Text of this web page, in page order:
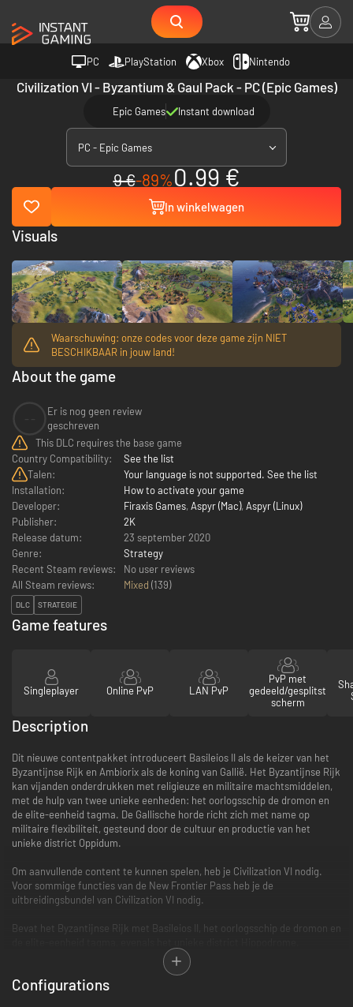
PC PlayStation Xbox Nintendo
Civilization VI - Byzantium & Gaul Pack - PC (Epic Games)
Epic Games Instant download
PC - Epic Games
9 €-89%0.99 €
In winkelwagen
Waarschuwing: onze codes voor deze game zijn NIET
BESCHIKBAAR in jouw land!
About the game
Er is nog geen review
geschreven
This DLC requires the base game
Country Compatibility:
See the list
Talen:
Your language is not supported. See the list
Installation:
How to activate your game
Developer:
Firaxis Games, Aspyr (Mac), Aspyr (Linux)
Publisher:
2K
Release datum:
23 september 2020
Genre:
Strategy
Recent Steam reviews:
No user reviews
All Steam reviews:
Mixed (139)
DLC STRATEGIE
Visuals
Game features
Singleplayer Online PvP LAN PvP
PvP met
gedeeld/gesplitst
scherm
Description
Dit nieuwe contentpakket introduceert Basileios II als de keizer van het
Byzantijnse Rijk en Ambiorix als de koning van Gallië. Het Byzantijnse Rijk
kan vijanden onderdrukken met religieuze en militaire machtsmiddelen,
met de hulp van twee unieke eenheden: het oorlogsschip de dromon en
de elite-eenheid tagma. De Gallische horde richt zich met name op
militaire flexibiliteit, gesteund door de cultuur en productie van het
unieke district Oppidum.
Om aanvullende content te kunnen spelen, heb je Civilization VI nodig.
Voor sommige functies van de New Frontier Pass heb je de
uitbreidingsbundel van Civilization VI nodig.
Bevat het Byzantijnse Rijk met Basileios II, het oorlogsschip de dromon en
Unieke beschaving-vaardigheid: De vaardigheid 'Taxis' geeft
eenheden extra gevechtskracht of religieuze kracht voor elke
Configurations